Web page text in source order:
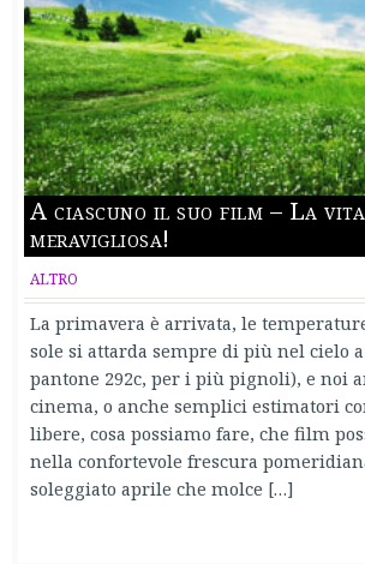
A ciascuno il suo film – La
meravigliosa!
ALTRO
La primavera è arrivata, le
sole si attarda sempre di più nel cielo
pantone 292c, per i più pignoli), e noi
cinema, o anche semplici estimatori
libere, cosa possiamo fare, che film
nella confortevole frescura
soleggiato aprile che molce […]